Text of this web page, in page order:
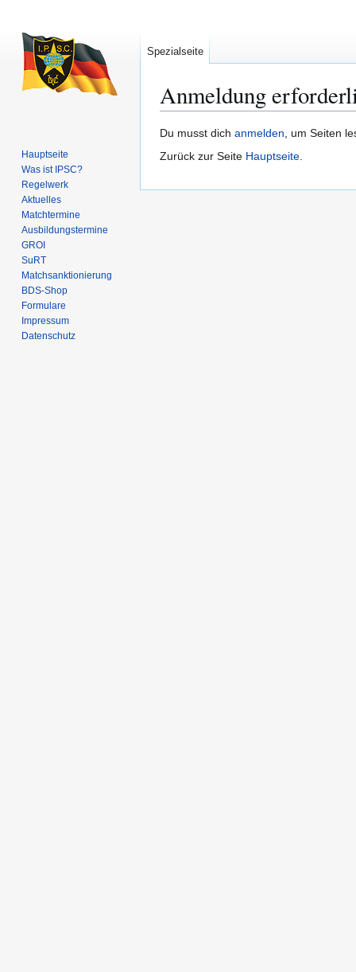
Anmeldung
Zur
Navigation
Zur
Suche
Du musst dich anmelden, um Seiten
Zurück zur Seite Hauptseite.
Spezialseite
Hauptseite
Was ist IPSC?
Regelwerk
Aktuelles
Matchtermine
Ausbildungs­termine
GROI
SuRT
Match­sanktionierung
BDS-Shop
Formulare
Impressum
Datenschutz